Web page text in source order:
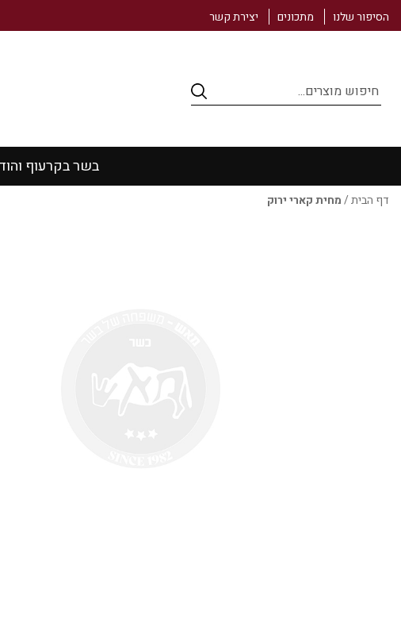
הסיפור שלנו מתכונים יצירת קשר
search
בשר בקרעוף
דף הבית/מחית קארי ירוק